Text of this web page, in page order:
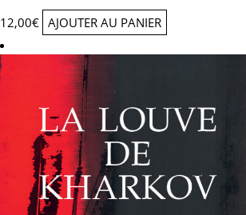
12,00€ AJOUTER AU PANIER